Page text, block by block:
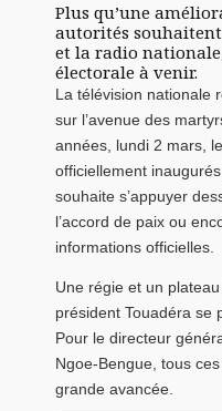
Plus qu’une
autorités
et la radio
électorale à venir.
La télévision nationale
sur l’avenue des
années, lundi 2 mars,
officiellement
souhaite s’appuyer
l’accord de paix ou
informations officielles.
Une régie et un
président Touadéra se
Pour le directeur
Ngoe-Bengue, tous
grande avancée.